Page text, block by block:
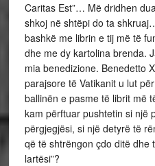
Caritas Est”… Më dridhen
shkoj në shtëpi do ta
bashkë me librin e tij më të
dhe me dy kartolina brenda.
mia benedizione. Benedetto
parajsore të Vatikanit u lut
ballinën e pasme të librit më
kam përftuar pushtetin si një
përgjegjësi, si një detyrë të
që të shtrëngon çdo ditë dhe
lartësi”?